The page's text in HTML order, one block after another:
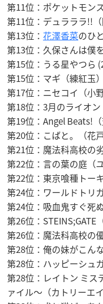
第11位：ポケットモン
第11位：デュラララ!!
第13位： 花澤香菜のひ
第13位：久保さんは僕
第15位：うる星やつら
第15位：マギ（練紅玉
第17位：ニセコイ（小
第18位：3月のライオ
第19位：Angel Beats!
第20位：こばと。（花
第21位：魔法科高校の
第22位：言の葉の庭（
第22位：東京喰種トー
第24位：ワールドトリ
第24位：吸血鬼すぐ死
第26位：STEINS;GATE
第26位：魔法科高校の
第28位：俺の妹がこん
第28位：ハッピーシュ
第28位：レイトン ミス
ァイル〜（カトリーエ